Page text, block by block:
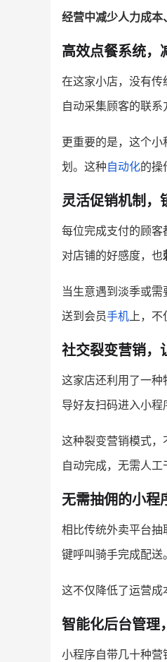
经营中减少人力成本
高效点餐系统，
在这家小店，没有传
自动采集顾客的联系
更重要的是，这个
划。这种自动化的操
灵活促销机制，
每位完成支付的顾
对店铺的好感度，也
当生意遇到淡季或
送到会员手机上，不
社交裂变营销，
这家店还利用了一种
导好友扫码进入小程
这种裂变营销模式
自动完成，无需人工
无需抽佣的小程
相比传统外卖平台
键呼叫骑手完成配送
这不仅降低了运营成
智能化后台管理
小程序自带几十种营